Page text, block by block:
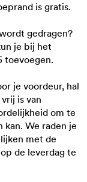
is gratis.
gedragen?
je bij het
toevoegen.
je voordeur, hal
is van
om te
We raden je
met de
de leverdag te